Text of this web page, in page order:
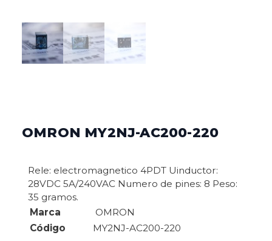
OMRON MY2NJ-AC200-220
Rele: electromagnetico 4PDT Uinductor:
28VDC 5A/240VAC Numero de pines: 8 Peso:
35 gramos.
Marca
OMRON
Código
MY2NJ-AC200-220